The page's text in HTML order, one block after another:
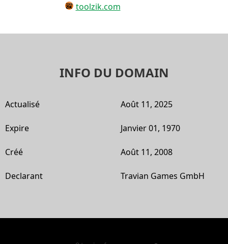
toolzik.com
INFO DU DOMAIN
Actualisé Août 11, 2025
Expire Janvier 01, 1970
Créé Août 11, 2008
Declarant Travian Games GmbH